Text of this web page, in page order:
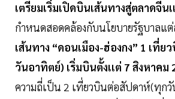
เตรียมเริ่มเปิดบินเส้นทางสู่ตลาดจีนเ
กำหนดสอดคล้องกับนโยบายรัฐบาลแ
เส้นทาง “ดอนเมือง-ฮ่องกง” 1 เที่
วันอาทิตย์) เริ่มบินตั้งเเต่ 7 สิงหาคม
ความถี่เป็น 2 เที่ยวบินต่อสัปดาห์(ทุก